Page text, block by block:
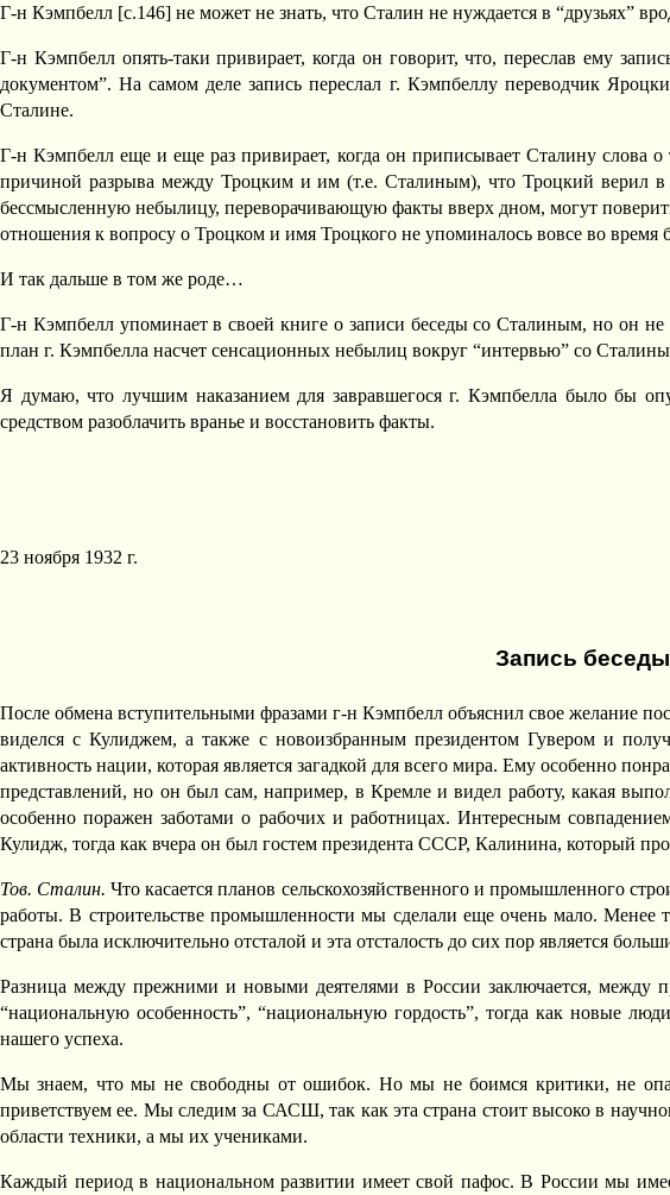
Г-н Кэмпбелл [c.146] не может не знать, что Сталин не нуждается в “друзьях”
Г-н Кэмпбелл опять-таки привирает, когда он говорит, что, переслав ему
документом”. На самом деле запись переслал г. Кэмпбеллу переводчик
Сталине.
Г-н Кэмпбелл еще и еще раз привирает, когда он приписывает Сталину слова
причиной разрыва между Троцким и им (т.е. Сталиным), что Троцкий верил в
бессмысленную небылицу, переворачивающую факты вверх дном, могут
отношения к вопросу о Троцком и имя Троцкого не упоминалось вовсе во время
И так дальше в том же роде…
Г-н Кэмпбелл упоминает в своей книге о записи беседы со Сталиным, но он
план г. Кэмпбелла насчет сенсационных небылиц вокруг “интервью” со
Я думаю, что лучшим наказанием для завравшегося г. Кэмпбелла было бы
средством разоблачить вранье и восстановить факты.
23 ноября 1932 г.
Запись
После обмена вступительными фразами г-н Кэмпбелл объяснил свое желание
виделся с Кулиджем, а также с новоизбранным президентом Гувером и
активность нации, которая является загадкой для всего мира. Ему особенно
представлений, но он был сам, например, в Кремле и видел работу, какая
особенно поражен заботами о рабочих и работницах. Интересным
Кулидж, тогда как вчера он был гостем президента СССР, Калинина, который
Тов. Сталин. Что касается планов сельскохозяйственного и промышленного
работы. В строительстве промышленности мы сделали еще очень мало. Менее
страна была исключительно отсталой и эта отсталость до сих пор является
Разница между прежними и новыми деятелями в России заключается, между
“национальную особенность”, “национальную гордость”, тогда как новые
нашего успеха.
Мы знаем, что мы не свободны от ошибок. Но мы не боимся критики, не
приветствуем ее. Мы следим за САСШ, так как эта страна стоит высоко в
области техники, а мы их учениками.
Каждый период в национальном развитии имеет свой пафос. В России мы